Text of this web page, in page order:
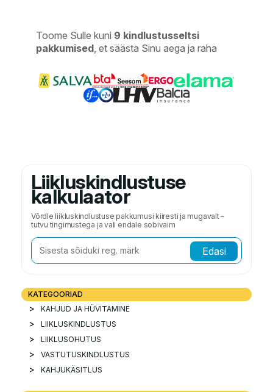
Toome Sulle kuni 9 kindlustusseltsi
pakkumised, et säästa Sinu aega ja raha
Liikluskindlustuse
kalkulaator
Võrdle liikluskindlustuse pakkumusi kiiresti ja mugavalt –
tutvu tingimustega ja vali endale sobivaim
Edasi
KATEGOORIAD
KAHJUD JA HÜVITAMINE
LIIKLUSKINDLUSTUS
LIIKLUSOHUTUS
VASTUTUSKINDLUSTUS
KAHJUKÄSITLUS